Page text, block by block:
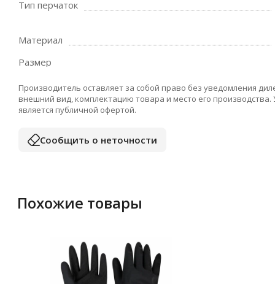
Тип перчаток
Материал
Размер
Производитель оставляет за собой право без уведомления
внешний вид, комплектацию товара и место его
является публичной офертой.
Сообщить о неточности
Похожие товары